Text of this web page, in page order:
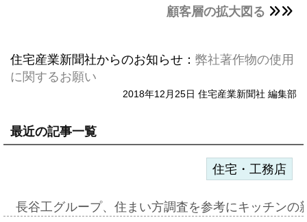
顧客層の拡大図る
住宅産業新聞社からのお知らせ： 弊社著作物の使用
に関するお願い
2018年12月25日 住宅産業新聞社 編集部
最近の記事一覧
住宅・工務店
長谷工グループ、住まい方調査を参考にキッチン